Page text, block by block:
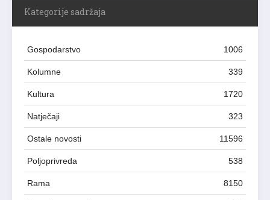
Kategorije sadržaja
Gospodarstvo 1006
Kolumne 339
Kultura 1720
Natječaji 323
Ostale novosti 11596
Poljoprivreda 538
Rama 8150